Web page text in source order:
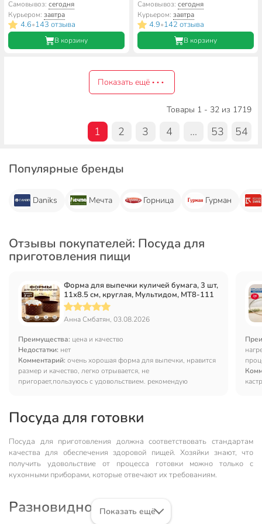
покрытие, круглая, разъемная,
Daniks, K-804
Самовывоз:сегодня
Курьером:завтра
4.6•143 отзыва
В корзину
Гурман, Estima бежевый,
индукция, ГМ2401 ЭБИ
Самовывоз: сегодня
Курьером: завтра
4.9•142 отзыва
В корзину
Показать ещё
Товары 1 - 32 из 1719
1 2 3 4 ... 53 54
Популярные бренды
Daniks Мечта Горница Гурман
Отзывы покупателей: Посуда для
приготовления пищи
Форма для выпечки куличей бумага, 3 шт,
11х8.5 см, круглая, Мультидом, МТ8-111
Анна Смбатян, 03.08.2026
Преимущества: цена и качество
Недостатки: нет
Комментарий: очень хорошая форма для выпечки, нравится
размер и качество, легко отрывается, не
пригорает,пользуюсь с удовольствием. рекомендую
Посуда для готовки
Посуда для приготовления должна соответствовать стандартам
качества для обеспечения здоровой пищей. Хозяйки знают, что
получить удовольствие от процесса готовки можно только с
кухонными приборами, которые отвечают их требованиям.
РазновидностиПоказать ещё